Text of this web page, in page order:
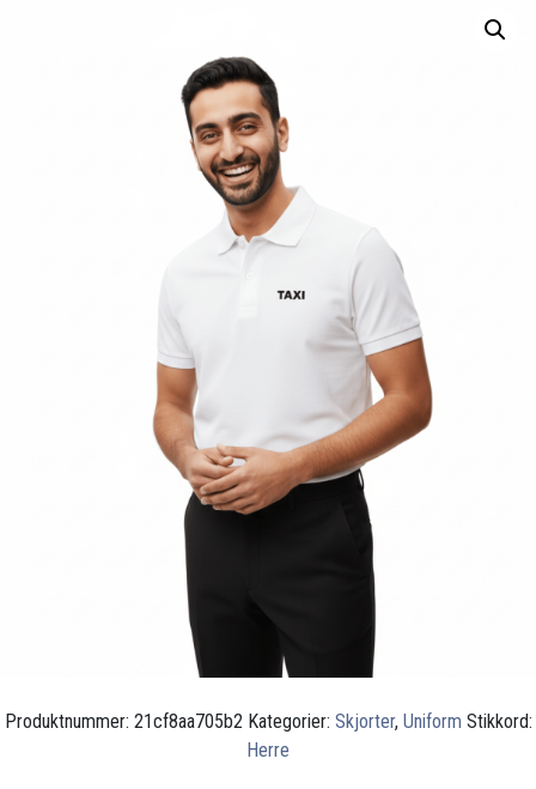
Produktnummer: 21cf8aa705b2 Kategorier: Skjorter, Uniform Stikkord:
Herre